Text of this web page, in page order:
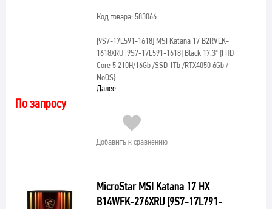
Код товара: 583066
[9S7-17L591-1618]MSI Katana 17 B2RVEK-
1618XRU [9S7-17L591-1618] Black 17.3" {FHD
Core 5 210H/16Gb /SSD 1Tb /RTX4050 6Gb /
NoOS}
Далее...
По запросу
Добавить к сравнению
MicroStar MSI Katana 17 HX
B14WFK-276XRU [9S7-17L791-